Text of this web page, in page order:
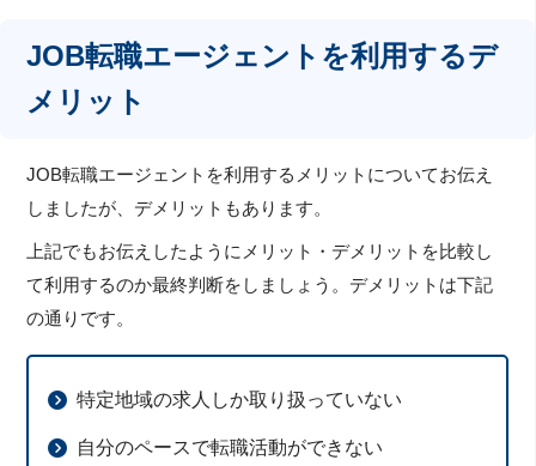
JOB転職エージェントを利用するデ
メリット
JOB転職エージェントを利用するメリットについてお伝え
しましたが、デメリットもあります。
上記でもお伝えしたようにメリット・デメリットを比較し
て利用するのか最終判断をしましょう。デメリットは下記
の通りです。
特定地域の求人しか取り扱っていない
自分のペースで転職活動ができない